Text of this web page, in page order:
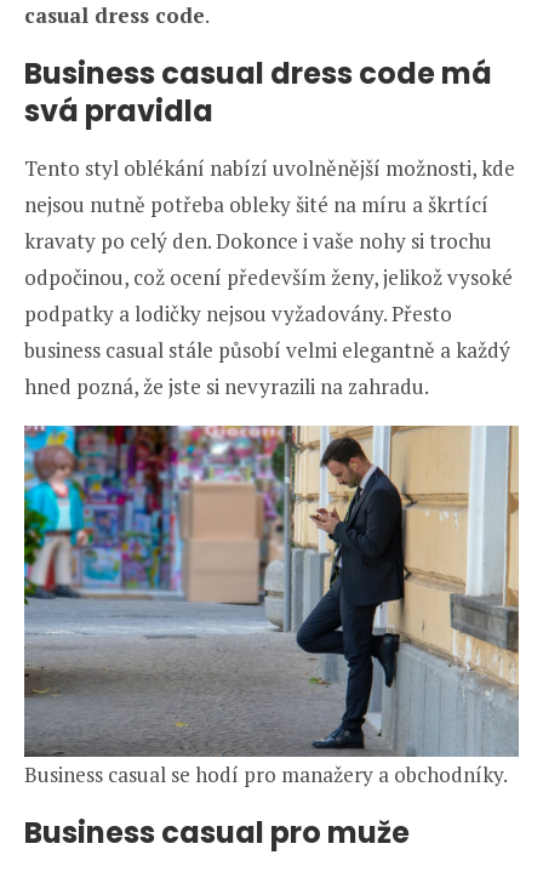
casual dress code.
Business casual dress code má
svá pravidla
Tento styl oblékání nabízí uvolněnější možnosti, kde
nejsou nutně potřeba obleky šité na míru a škrtící
kravaty po celý den. Dokonce i vaše nohy si trochu
odpočinou, což ocení především ženy, jelikož vysoké
podpatky a lodičky nejsou vyžadovány. Přesto
business casual stále působí velmi elegantně a každý
hned pozná, že jste si nevyrazili na zahradu.
Business casual se hodí pro manažery a obchodníky.
Business casual pro muže